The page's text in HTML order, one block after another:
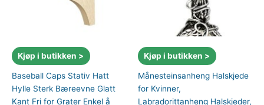
Kjøp i butikken >
Baseball Caps Stativ Hatt
Hylle Sterk Bæreevne Glatt
Kant Fri for Grater Enkel å
Kjøp i butikken >
Månesteinsanheng Halskjede
for Kvinner,
Labradorittanheng Halskjeder,